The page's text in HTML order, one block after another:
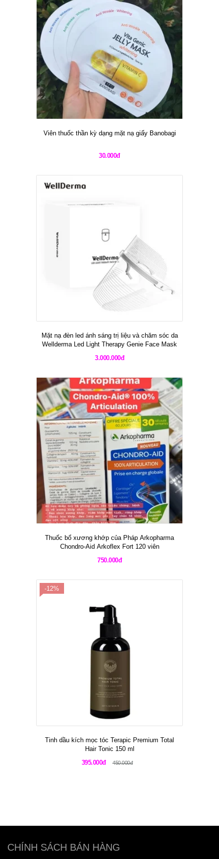
Viên thuốc thần kỳ dạng mặt nạ giấy Banobagi
30.000đ
Mặt nạ đèn led ánh sáng trị liệu và chăm sóc da
Wellderma Led Light Therapy Genie Face Mask
3.000.000đ
Thuốc bổ xương khớp của Pháp Arkopharma
Chondro-Aid Arkoflex Fort 120 viên
750.000đ
-12%
Tinh dầu kích mọc tóc Terapic Premium Total
Hair Tonic 150 ml
395.000đ
450.000đ
CHÍNH SÁCH BÁN HÀNG